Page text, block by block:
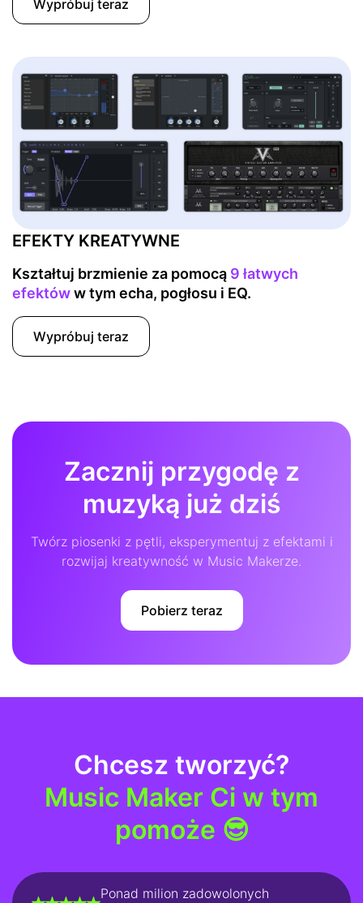
Wypróbuj teraz
EFEKTY KREATYWNE
Kształtuj brzmienie za pomocą 9 łatwych
efektóww tym echa, pogłosu i EQ.
Wypróbuj teraz
Zacznij przygodę z
muzyką już dziś
Twórz piosenki z pętli, eksperymentuj z efektami i
rozwijaj kreatywność w Music Makerze.
Pobierz teraz
Chcesz tworzyć?
Music Maker Ci w tym
pomoże 😎
Ponad milion zadowolonych